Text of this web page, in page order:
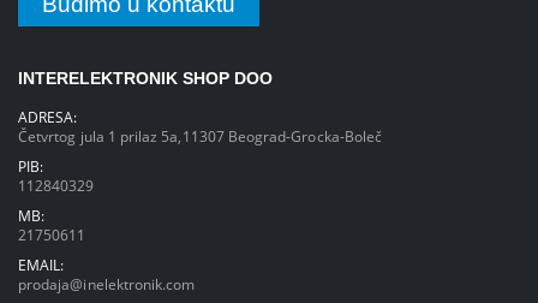
INTERELEKTRONIK SHOP DOO
ADRESA:
Četvrtog jula 1 prilaz 5a,11307 Beograd-Grocka-Boleč
PIB:
112840329
MB:
21750611
EMAIL:
prodaja@inelektronik.com